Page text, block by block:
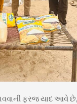
ફરજ યાદ આવે